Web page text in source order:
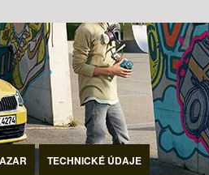
TECHNICKÉ ÚDAJE